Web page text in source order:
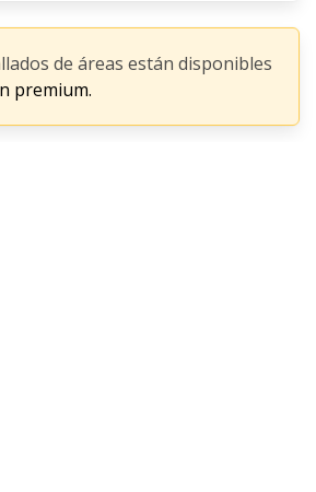
de áreas están disponibles
premium.